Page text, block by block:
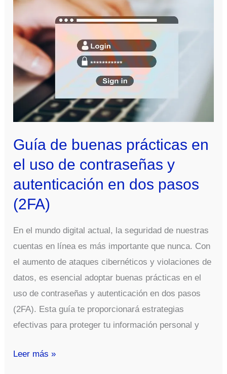
comunes
en
la
gestión
de
contraseñas
y
cómo
Guía de buenas prácticas en
el uso de contraseñas y
autenticación en dos pasos
(2FA)
En el mundo digital actual, la seguridad de nuestras
cuentas en línea es más importante que nunca. Con
el aumento de ataques cibernéticos y violaciones de
datos, es esencial adoptar buenas prácticas en el
uso de contraseñas y autenticación en dos pasos
(2FA). Esta guía te proporcionará estrategias
efectivas para proteger tu información personal y
Guía
Leer más »